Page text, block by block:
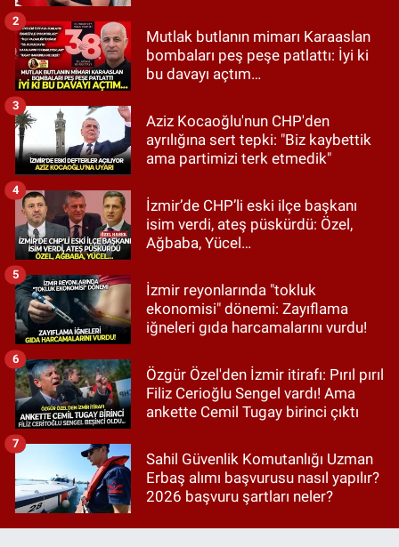
Mutlak butlanın mimarı Karaaslan
bombaları peş peşe patlattı: İyi ki
bu davayı açtım…
2
Aziz Kocaoğlu'nun CHP'den
ayrılığına sert tepki: "Biz kaybettik
ama partimizi terk etmedik"
3
İzmir’de CHP’li eski ilçe başkanı
isim verdi, ateş püskürdü: Özel,
Ağbaba, Yücel…
4
İzmir reyonlarında "tokluk
ekonomisi" dönemi: Zayıflama
iğneleri gıda harcamalarını vurdu!
5
Özgür Özel'den İzmir itirafı: Pırıl pırıl
Filiz Cerioğlu Sengel vardı! Ama
ankette Cemil Tugay birinci çıktı
6
Sahil Güvenlik Komutanlığı Uzman
Erbaş alımı başvurusu nasıl yapılır?
2026 başvuru şartları neler?
7